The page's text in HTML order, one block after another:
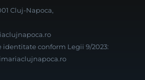
Cluj-Napoca,
identitate conform Legii 9/2023: